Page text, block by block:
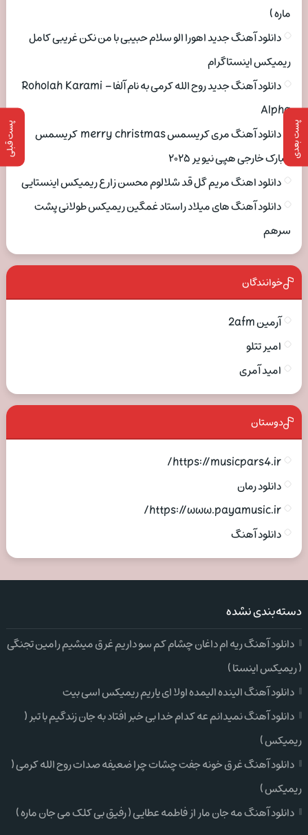
پست بعدی پست قبلی
ماره )
دانلود آهنگ جدید اهورا الو سلام حبیبی با من نکن غریبی کامل
ریمیکس اینستاگرام
دانلود آهنگ جدید روح الله کرمی به نام آلفا Roholah Karami –
Alpha
دانلود آهنگ مری کریسمس merry christmas کریسمس
مبارک خارجی هپی نیو یر ۲۰۲۵
دانلود اهنگ مریم گل قد شلالوم محسن زارع ریمیکس اینستایی
دانلود آهنگ های میلاد راستاد غمگین ریمیکس طولانی پشت
سرهم
خوانندگان
آرمین 2afm
امیر تتلو
امید آمری
دوستان
https://musicpars4.ir/
دانلود رمان
https://www.payamusic.ir/
دانلود آهنگ
دسته‌بندی نشده
دانلود آهنگ ریه ام داغان چشام کم سو داریم غرق میشیم رامین تجنگی
( ریمیکس اینستا )
دانلود آهنگ الینده الیمده اولا ای یاریم ریمیکس اسی بیت
دانلود آهنگ نمیدانم عه کدام خدا بی خبر افتاد به جان زندگیم با تبر (
ریمیکس )
دانلود آهنگ غرق خونه جفت چشات چرا ضعیفه صدات روح الله کرمی (
ریمیکس )
دانلود آهنگ مه جان مار از فاطمه عطایی ( رفیق بی کلک می جان ماره )